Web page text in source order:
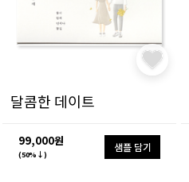
달콤한 데이트
99,000원
(50%↓)
샘플 담기